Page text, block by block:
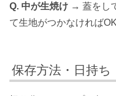
Q. 中が生焼け → 蓋をし
て生地がつかなければOK
保存方法・日持ち